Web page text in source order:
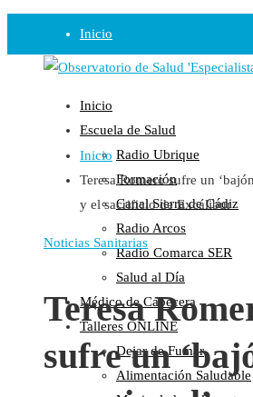
Inicio
Observatorio
Opinión
Radio
Guadalinfo Salud
Radio Guadalete
COPE Pontevedra
Salud en Radio Ubrique
Salud en Verano
Plataforma
Manifiestos
Comunicados
Inicio
Escuela de Salud
Radio Ubrique
Formación
Canal Sierra de Cádiz
Radio Arcos
Radio Comarca SER
Salud al Día
Médico de Cabecera
Talleres ONLINE
Dejar de Fumar
Alimentación Saludable
Inicio
Teresa Romero sufre un
y el sacrificio de Excálibur
Noticias Sanitarias
Teresa
sufre un